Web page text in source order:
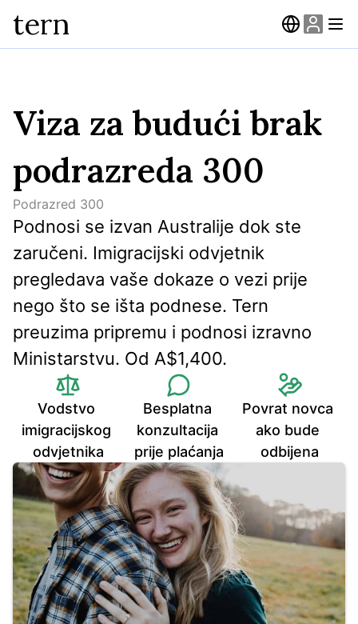
tern
Viza za budući brak
podrazreda 300
Podrazred 300
Podnosi se izvan Australije dok ste
zaručeni. Imigracijski odvjetnik
pregledava vaše dokaze o vezi prije
nego što se išta podnese. Tern
preuzima pripremu i podnosi izravno
Ministarstvu. Od A$1,400.
Vodstvo
imigracijskog
odvjetnika
Besplatna
konzultacija
prije plaćanja
Povrat novca
ako bude
odbijena